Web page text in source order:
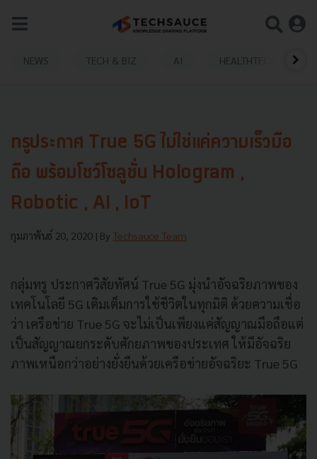
NEWS TECH & BIZ AI HEALTHTECH
ทรูประกาศ True 5G ไม่ใช่แค่ความเร็วมือ
ถือ พร้อมโชว์โซลูชั่น Hologram ,
Robotic , AI , IoT
กุมภาพันธ์ 20, 2020 | By Techsauce Team
กลุ่มทรู ประกาศวิสัยทัศน์ True 5G มุ่งนำอัจฉริยภาพของ
เทคโนโลยี 5G เติมเต็มการใช้ชีวิตในทุกมิติ ด้วยความเชื่อ
ว่า เครือข่าย True 5G จะไม่เป็นเพียงแค่สัญญาณมือถือแต่
เป็นสัญญาณยกระดับศักยภาพของประเทศ ให้มีอัจฉริย
ภาพเหนือกว่าอย่างยั่งยืนด้วยเครือข่ายอัจฉริยะ True 5G